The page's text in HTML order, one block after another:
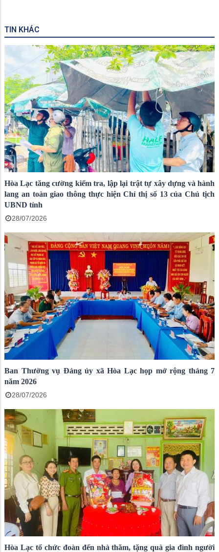
TIN KHÁC
Hòa Lạc tăng cường kiểm tra, lập lại trật tự xây dựng và hành
lang an toàn giao thông thực hiện Chỉ thị số 13 của Chủ tịch
UBND tỉnh
28/07/2026
Ban Thường vụ Đảng ủy xã Hòa Lạc họp mở rộng tháng 7
năm 2026
28/07/2026
Hòa Lạc tổ chức đoàn đến nhà thăm, tặng quà gia đình người